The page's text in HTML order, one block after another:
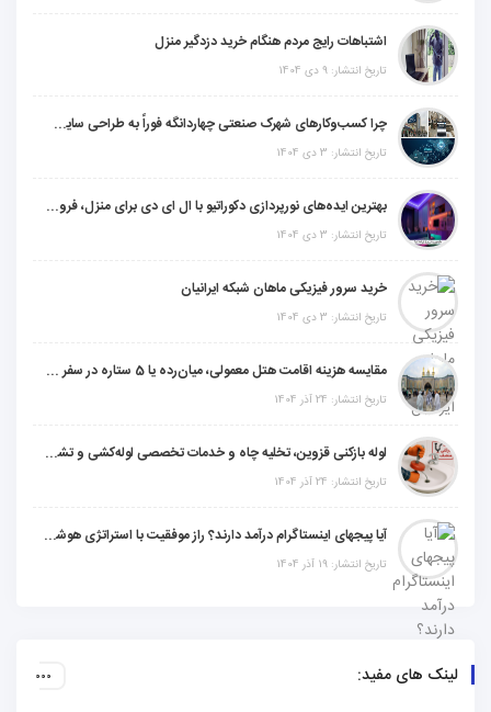
اشتباهات رایج مردم هنگام خرید دزدگیر منزل
تاریخ انتشار: 9 دی 1404
چرا کسب‌وکارهای شهرک صنعتی چهاردانگه فوراً به طراحی سایت نیاز دارند؟
تاریخ انتشار: 3 دی 1404
بهترین ایده‌های نورپردازی دکوراتیو با ال ای دی برای منزل، فروشگاه و دفتر کار
تاریخ انتشار: 3 دی 1404
خرید سرور فیزیکی ماهان شبکه ایرانیان
تاریخ انتشار: 3 دی 1404
مقایسه هزینه اقامت هتل معمولی، میان‌رده یا 5 ستاره در سفر زیارتی عراق
تاریخ انتشار: 24 آذر 1404
لوله بازکنی قزوین، تخلیه چاه و خدمات تخصصی لوله‌کشی و تشخیص ترکیدگی
تاریخ انتشار: 24 آذر 1404
آیا پیجهای اینستاگرام درآمد دارند؟ راز موفقیت با استراتژی هوشمندانه
تاریخ انتشار: 19 آذر 1404
لینک های مفید: